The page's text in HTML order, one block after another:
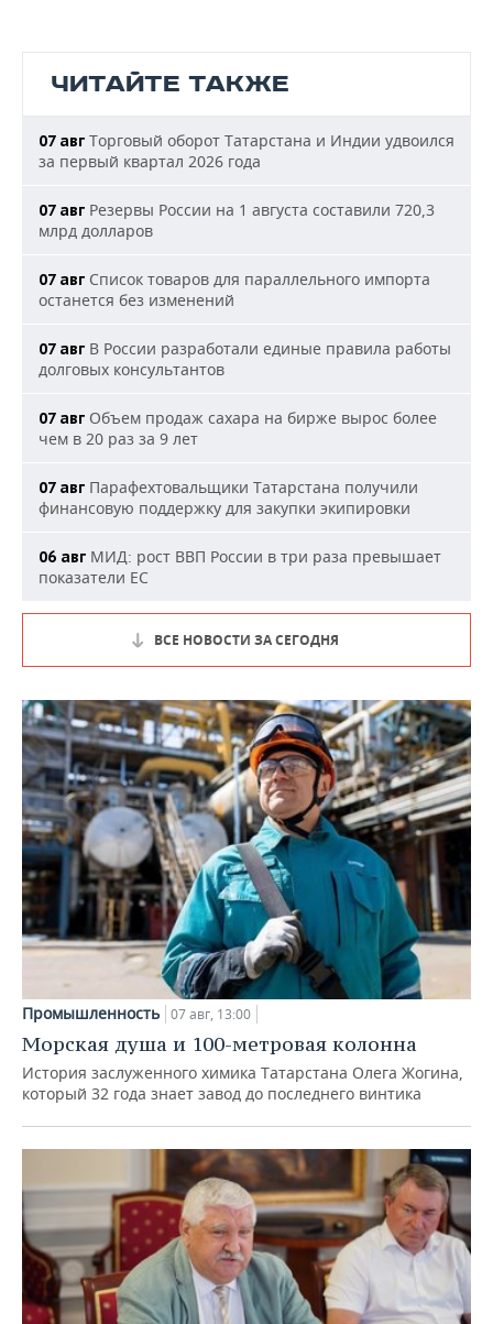
ЧИТАЙТЕ ТАКЖЕ
07 авг Торговый оборот Татарстана и Индии удвоился
за первый квартал 2026 года
07 авг Резервы России на 1 августа составили 720,3
млрд долларов
07 авг Список товаров для параллельного импорта
останется без изменений
07 авг В России разработали единые правила работы
долговых консультантов
07 авг Объем продаж сахара на бирже вырос более
чем в 20 раз за 9 лет
07 авг Парафехтовальщики Татарстана получили
финансовую поддержку для закупки экипировки
06 авг МИД: рост ВВП России в три раза превышает
показатели ЕС
ВСЕ НОВОСТИ ЗА СЕГОДНЯ
Промышленность 07 авг, 13:00
Морская душа и 100-метровая колонна
История заслуженного химика Татарстана Олега Жогина,
который 32 года знает завод до последнего винтика